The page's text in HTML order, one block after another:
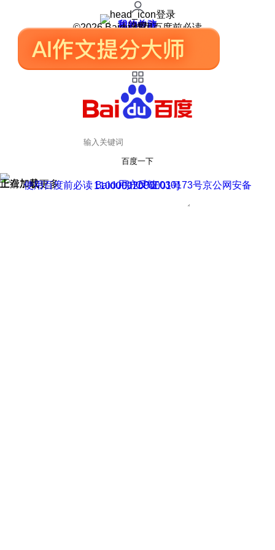
登录
我的关注
我的收藏
皮肤中心
用户反馈
设置
©2026 Baidu 使用百度前必读
百度一下
正在加载
上滑加载更多 用户反馈
使用百度前必读 Baidu 京ICP证030173号
京公网安备11000002000001号